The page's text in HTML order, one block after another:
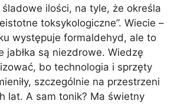
ilości, na tyle, że określa
toksykologiczne”. Wiecie –
występuje formaldehyd, ale to
jabłka są niezdrowe. Wiedzę
bo technologia i sprzęty
szczególnie na przestrzeni
lat. A sam tonik? Ma świetny